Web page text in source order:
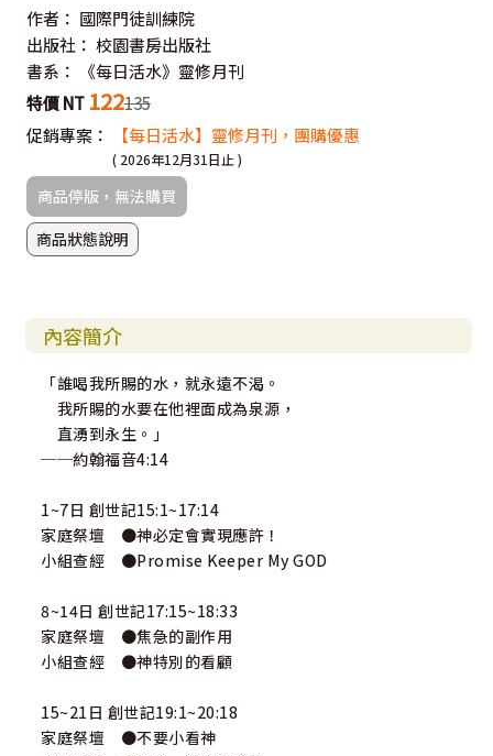
作者： 國際門徒訓練院
出版社： 校園書房出版社
書系：
《每日活水》靈修月刊
特價 NT 122135
促銷專案：
【每日活水】靈修月刊，團購優惠
( 2026年12月31日止 )
商品停版，無法購買
商品狀態說明
內容簡介
「誰喝我所賜的水，就永遠不渴。
我所賜的水要在他裡面成為泉源，
直湧到永生。」
──約翰福音4:14
1~7日 創世記15:1~17:14
家庭祭壇 ●神必定會實現應許！
小組查經 ●Promise Keeper My GOD
8~14日 創世記17:15~18:33
家庭祭壇 ●焦急的副作用
小組查經 ●神特別的看顧
15~21日 創世記19:1~20:18
家庭祭壇 ●不要小看神